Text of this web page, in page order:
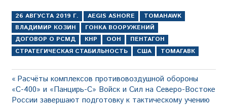
26 АВГУСТА 2019 Г. AEGIS ASHORE
TOMAHAWK
ВЛАДИМИР КОЗИН
ГОНКА ВООРУЖЕНИЙ
ДОГОВОР О РСМД
КНР ООН
ПЕНТАГОН
СТРАТЕГИЧЕСКАЯ СТАБИЛЬНОСТЬ
США ТОМАГАВК
Навигация
по
Предыдущая
запись:
Расчёты комплексов противовоздушной обороны
«С-400» и «Панцирь-С» Войск и Сил на Северо-Востоке
России завершают подготовку к тактическому учению